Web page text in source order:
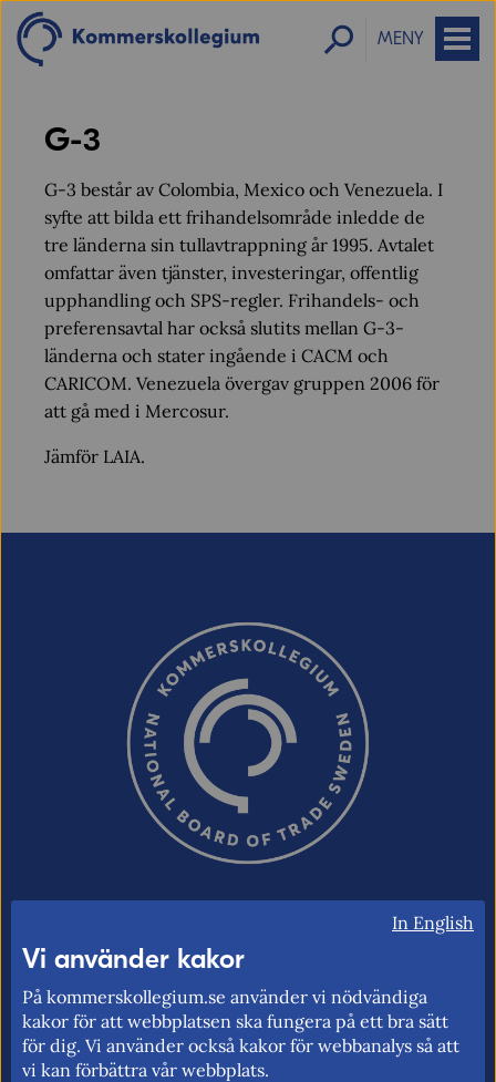
MENY
G-3
G-3 består av Colombia, Mexico och Venezuela. I
syfte att bilda ett frihandelsområde inledde de
tre länderna sin tullavtrappning år 1995. Avtalet
omfattar även tjänster, investeringar, offentlig
upphandling och SPS-regler. Frihandels- och
preferensavtal har också slutits mellan G-3-
länderna och stater ingående i CACM och
CARICOM. Venezuela övergav gruppen 2006 för
att gå med i Mercosur.
Jämför LAIA.
Kommerskollegium – Sveriges myndighet
för utrikeshandel, EU:s inre marknad och
handelspolitik. Vi verkar för frihandel och
för fri rörlighet på EU:s inre marknad.
In English
Vi använder kakor
På kommerskollegium.se använder vi nödvändiga
kakor för att webbplatsen ska fungera på ett bra sätt
för dig. Vi använder också kakor för webbanalys så att
vi kan förbättra vår webbplats.